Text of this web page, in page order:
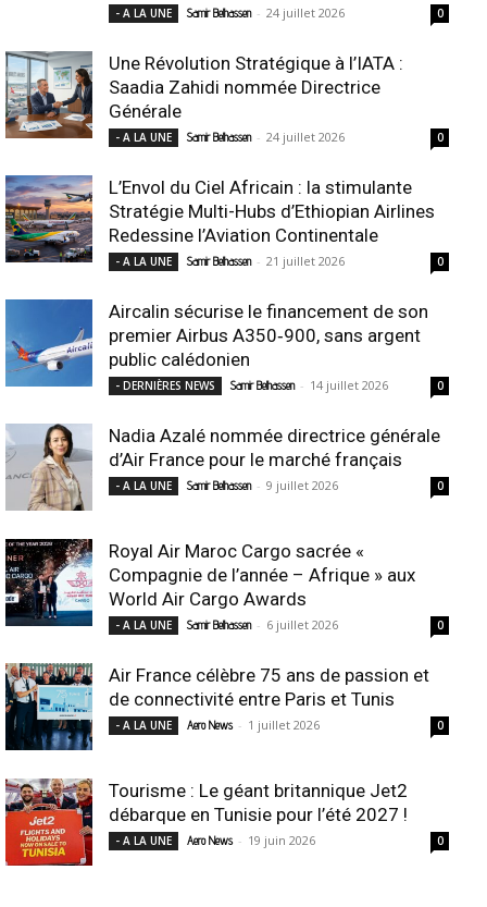
- A LA UNE Samir Belhassen - 24 juillet 2026 0
Une Révolution Stratégique à l’IATA :
Saadia Zahidi nommée Directrice
Générale
- A LA UNE Samir Belhassen - 24 juillet 2026 0
L’Envol du Ciel Africain : la stimulante
Stratégie Multi-Hubs d’Ethiopian Airlines
Redessine l’Aviation Continentale
- A LA UNE Samir Belhassen - 21 juillet 2026 0
Aircalin sécurise le financement de son
premier Airbus A350‑900, sans argent
public calédonien
- DERNIÈRES NEWS Samir Belhassen - 14 juillet 2026 0
Nadia Azalé nommée directrice générale
d’Air France pour le marché français
- A LA UNE Samir Belhassen - 9 juillet 2026 0
Royal Air Maroc Cargo sacrée «
Compagnie de l’année – Afrique » aux
World Air Cargo Awards
- A LA UNE Samir Belhassen - 6 juillet 2026 0
Air France célèbre 75 ans de passion et
de connectivité entre Paris et Tunis
- A LA UNE Aero News - 1 juillet 2026 0
Tourisme : Le géant britannique Jet2
débarque en Tunisie pour l’été 2027 !
- A LA UNE Aero News - 19 juin 2026 0